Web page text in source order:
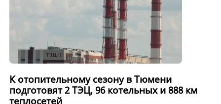
К отопительному сезону в Тюмени
подготовят 2 ТЭЦ, 96 котельных и 888 км
теплосетей